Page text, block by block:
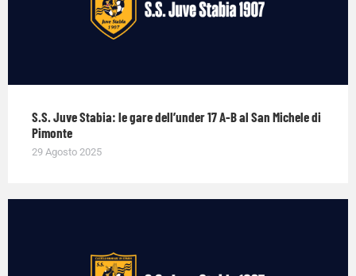
S.S. Juve Stabia: le gare dell’under 17 A-B al San Michele di
Pimonte
29 Agosto 2025